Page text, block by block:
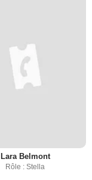
Lara Belmont
Rôle : Stella